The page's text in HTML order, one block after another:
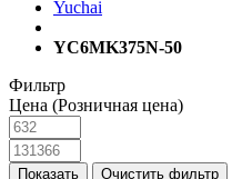
Yuchai
YC6MK375N-50
Фильтр
Цена (Розничная цена)